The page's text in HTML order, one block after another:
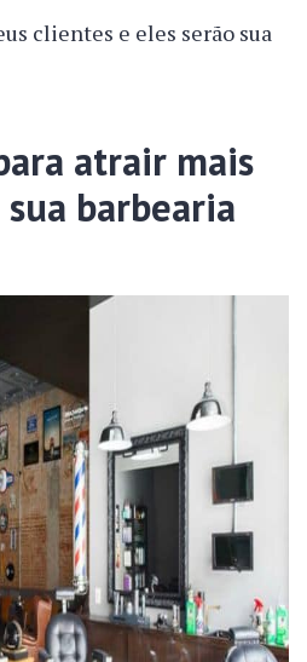
clientes e eles serão sua
atrair mais
barbearia